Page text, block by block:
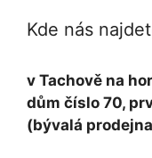
Kde nás
v Tachově na
dům číslo 70,
(bývalá